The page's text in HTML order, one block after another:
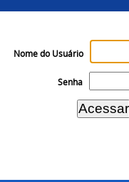
Nome do Usuário
Senha